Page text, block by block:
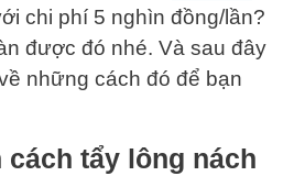
chi phí 5 nghìn đồng/lần?
được đó nhé. Và sau đây
những cách đó để bạn
tẩy lông nách